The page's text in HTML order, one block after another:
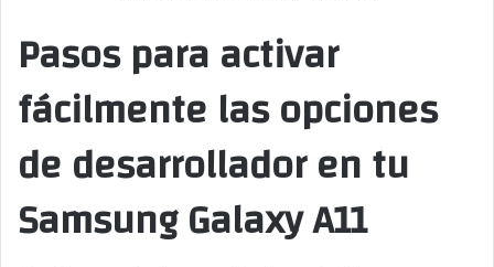
Pasos para activar
fácilmente las opciones
de desarrollador en tu
Samsung Galaxy A11